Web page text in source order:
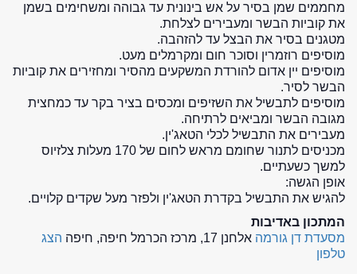
מחממים שמן בסיר על אש בינונית עד גבוהה ומשחימים בשמן
את קוביות הבשר ומעבירים לצלחת.
מטגנים בסיר את הבצל עד להזהבה.
מוסיפים רוזמרין וסוכר חום ומקרמלים מעט.
מוסיפים יין אדום להורדת המשקעים מהסיר ומחזירים את קוביות
הבשר לסיר.
מוסיפים לתבשיל את השזיפים ומכסים בציר בקר עד כמחצית
מגובה הבשר ומביאים לרתיחה.
מעבירים את התבשיל לכלי הטאג'ין.
מכניסים לתנור שחומם מראש לחום של 170 מעלות צלזיוס
למשך כשעתיים.
אופן הגשה:
להגיש את התבשיל בקדרת הטאג'ין ולפזר מעל שקדים קלויים.
המתכון באדיבות
מסעדת דן גורמה אלחנן 17, מרכז הכרמל חיפה, חיפה
הצג
טלפון